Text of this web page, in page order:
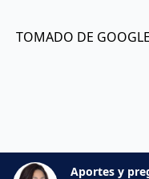
TOMADO DE
Aportes y